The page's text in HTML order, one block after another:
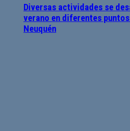
Diversas actividades se
verano en diferentes
Neuquén